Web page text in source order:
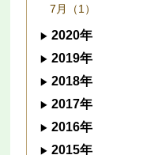
7月（1）
2020年
2019年
2018年
2017年
2016年
2015年